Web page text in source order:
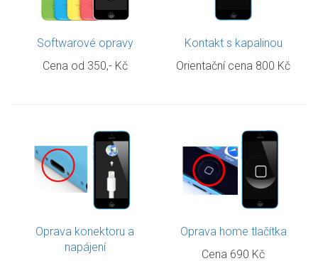
Softwarové opravy
Cena od 350,- Kč
Kontakt s kapalinou
Orientační cena 800 Kč
Oprava konektoru a
napájení
Oprava home tlačítka
Cena 690 Kč